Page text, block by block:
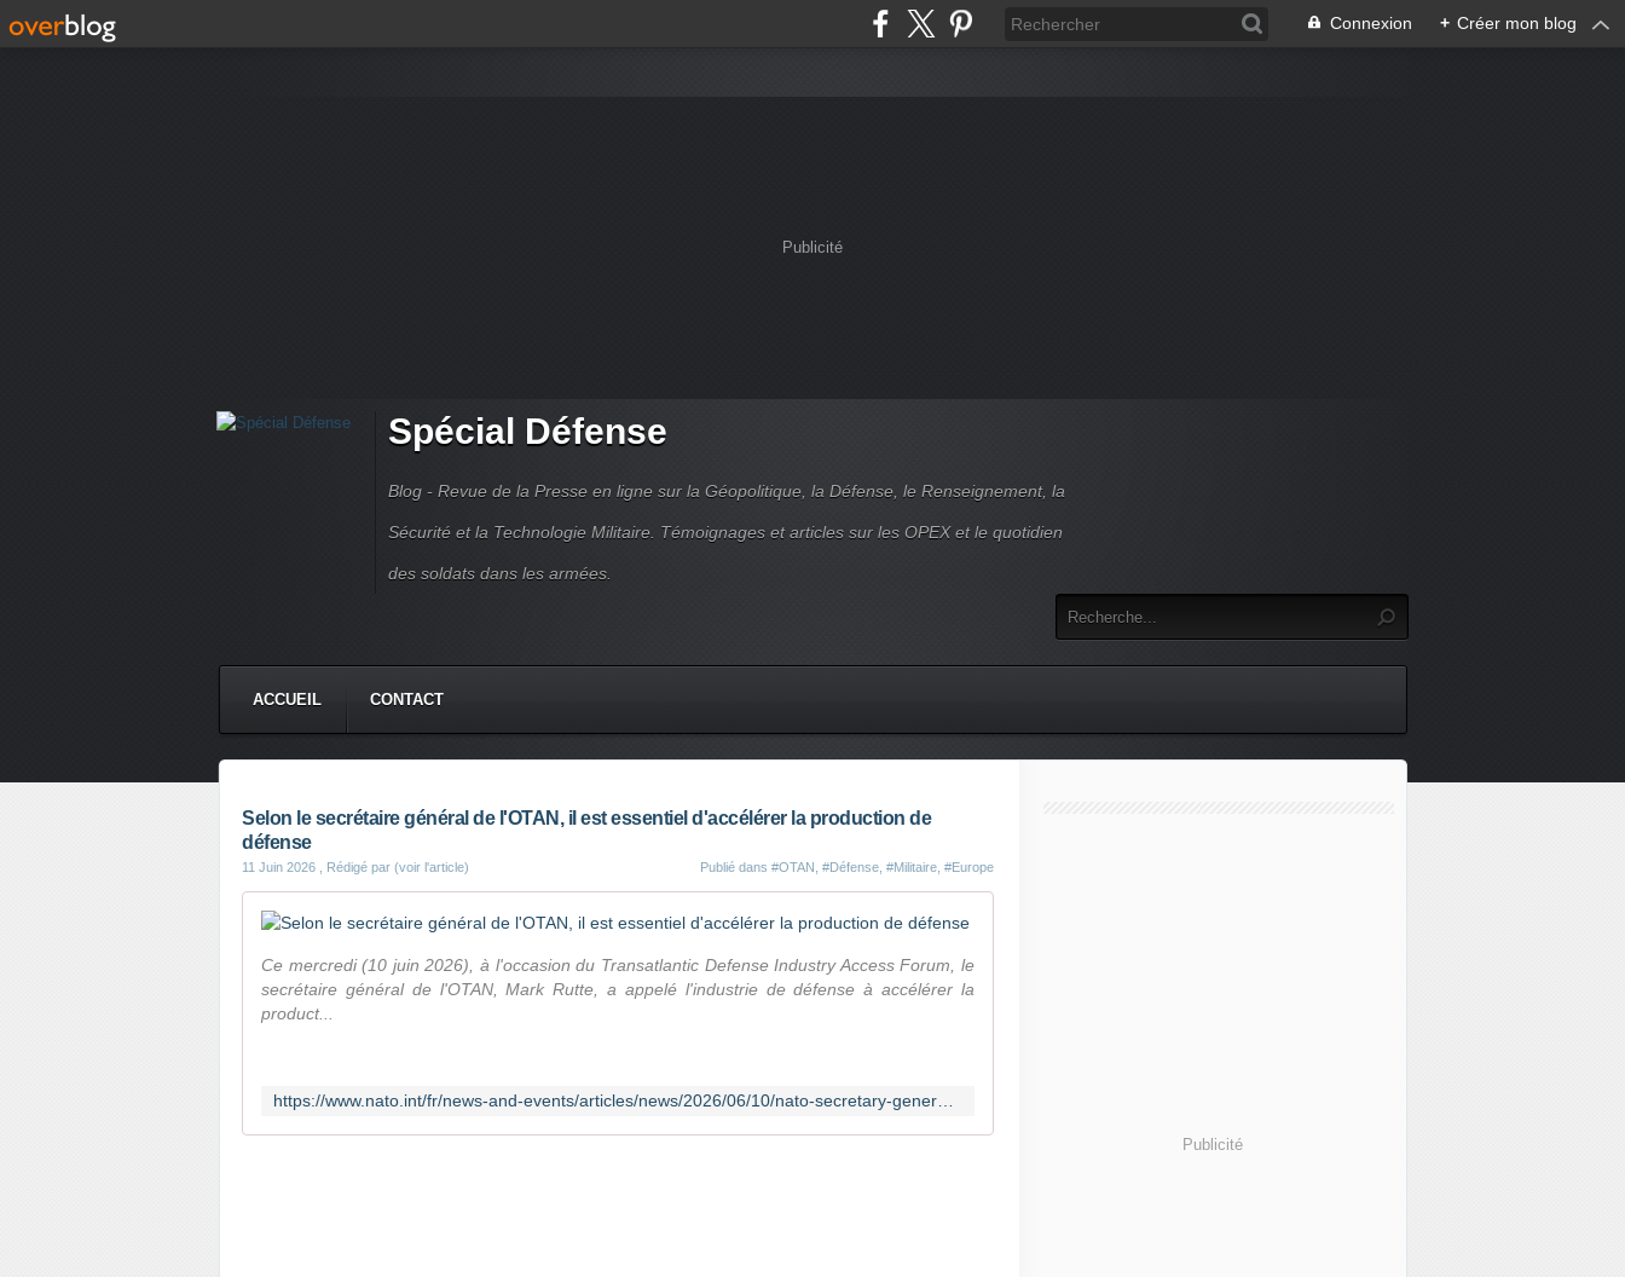
Connexion + Créer mon blog
Publicité
Spécial Défense
Blog - Revue de la Presse en ligne sur la Géopolitique, la Défense, le Renseignement, la
Sécurité et la Technologie Militaire. Témoignages et articles sur les OPEX et le quotidien
des soldats dans les armées.
ACCUEIL CONTACT
Selon le secrétaire général de l'OTAN, il est essentiel d'accélérer la production de
défense
11 Juin 2026 , Rédigé par (voir l'article) Publié dans #OTAN #Défense #Militaire #Europe
Ce mercredi (10 juin 2026), à l'occasion du Transatlantic Defense Industry Access Forum, le
secrétaire général de l'OTAN, Mark Rutte, a appelé l'industrie de défense à accélérer la
product...
Publicité